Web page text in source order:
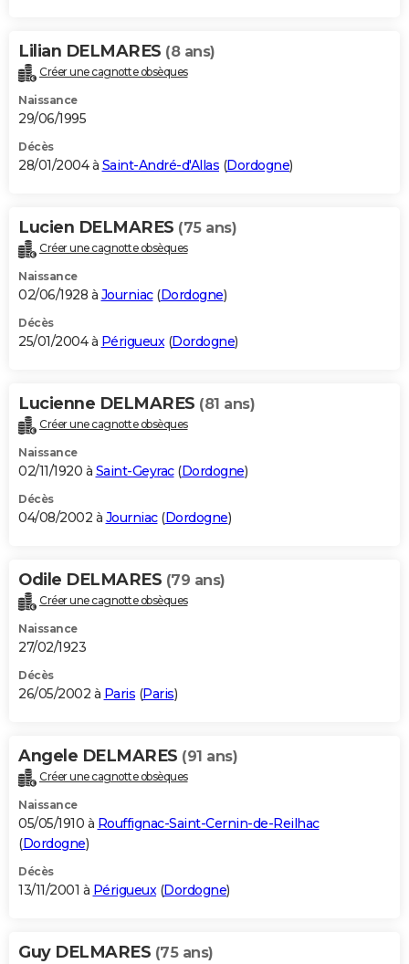
Lilian DELMARES (8 ans)
Créer une cagnotte obsèques
Naissance
29/06/1995
Décès
28/01/2004 à Saint-André-d'Allas (Dordogne)
Lucien DELMARES (75 ans)
Créer une cagnotte obsèques
Naissance
02/06/1928 à Journiac(Dordogne)
Décès
25/01/2004 à Périgueux(Dordogne)
Lucienne DELMARES (81 ans)
Créer une cagnotte obsèques
Naissance
02/11/1920 à Saint-Geyrac(Dordogne)
Décès
04/08/2002 à Journiac(Dordogne)
Odile DELMARES (79 ans)
Créer une cagnotte obsèques
Naissance
27/02/1923
Décès
26/05/2002 à Paris (Paris)
Angele DELMARES (91 ans)
Créer une cagnotte obsèques
Naissance
05/05/1910 à Rouffignac-Saint-Cernin-de-Reilhac
(Dordogne)
Décès
13/11/2001 à Périgueux(Dordogne)
Guy DELMARES (75 ans)